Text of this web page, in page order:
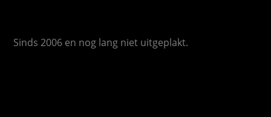
Sinds 2006 en nog lang niet uitgeplakt.